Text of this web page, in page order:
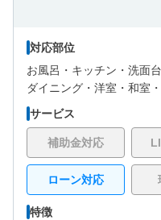
対応部位
お風呂・ キッチン・ 洗面台
ダイニング・ 洋室・ 和室・
サービス
補助金対応
ローン対応
特徴